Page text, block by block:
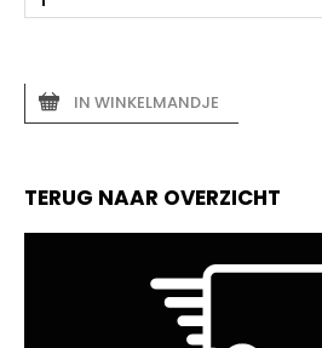
IN WINKELMANDJE
TERUG NAAR OVERZICHT